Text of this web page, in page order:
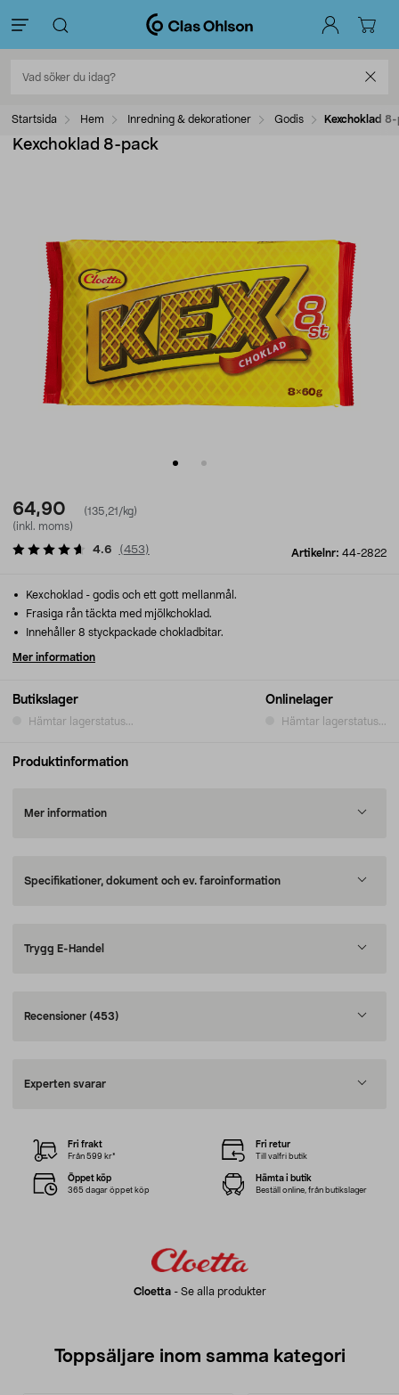
Startsida Hem Inredning & dekorationer Godis Kexchoklad
Kexchoklad 8-pack
64,90
(135,21/kg)
(inkl. moms)
Artikelnr: 44-2822
4.6 (453)
Butikslager
Hämtar lagerstatus...
Onlinelager
Hämtar lagerstatus...
Kexchoklad - godis och ett gott mellanmål.
Frasiga rån täckta med mjölkchoklad.
Innehåller 8 styckpackade chokladbitar.
Mer information
Produktinformation
Mer information
Specifikationer, dokument och ev. faroinformation
Trygg E-Handel
Recensioner (453)
Experten svarar
Cloetta- Se alla produkter
Fri frakt
Från 599 kr*
Fri retur
Till valfri butik
Öppet köp
365 dagar öppet köp
Hämta i butik
Beställ online, från butikslager
Toppsäljare inom samma kategori